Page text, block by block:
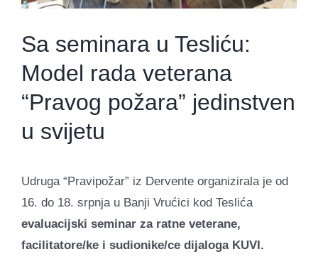
Sa seminara u Tesliću:
Model rada veterana
“Pravog požara” jedinstven
u svijetu
Udruga “Pravipožar” iz Dervente organizirala je od
16. do 18. srpnja u Banji Vrućici kod Teslića
evaluacijski seminar za ratne veterane,
facilitatore/ke i sudionike/ce dijaloga KUVI.